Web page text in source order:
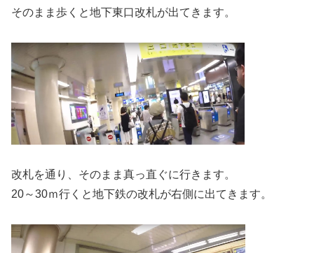
そのまま歩くと地下東口改札が出てきます。
改札を通り、そのまま真っ直ぐに行きます。
20～30ｍ行くと地下鉄の改札が右側に出てきます。